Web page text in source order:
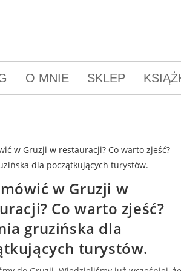
O MNIE SKLEP
w Gruzji w
Co warto zjeść?
gruzińska dla
turystów.